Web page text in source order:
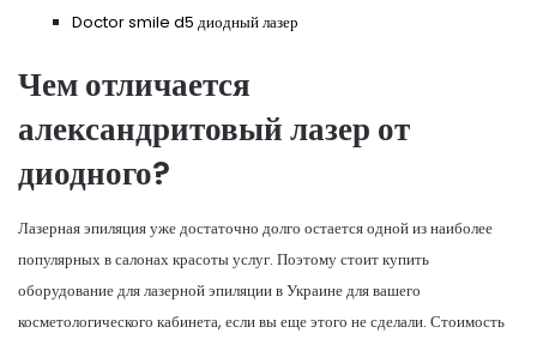
Doctor smile d5 диодный лазер
Чем отличается
александритовый лазер от
диодного?
Лазерная эпиляция уже достаточно долго остается одной из наиболее
популярных в салонах красоты услуг. Поэтому стоит купить
оборудование для лазерной эпиляции в Украине для вашего
косметологического кабинета, если вы еще этого не сделали. Стоимость